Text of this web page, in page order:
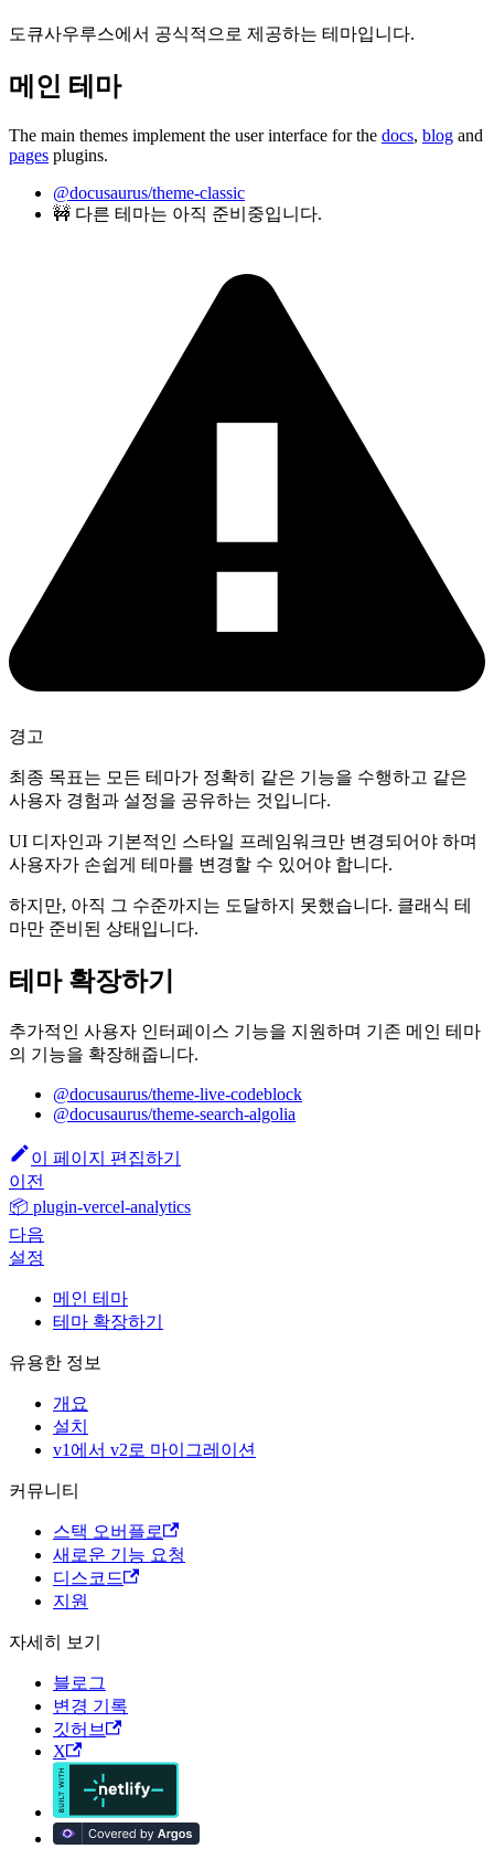
도큐사우루스에서 공식적으로 제공하는 테마입니다.
메인 테마
The main themes implement the user interface for the docs, blog and
pages plugins.
@docusaurus/theme-classic
🚧 다른 테마는 아직 준비중입니다.
경고
최종 목표는 모든 테마가 정확히 같은 기능을 수행하고 같은
사용자 경험과 설정을 공유하는 것입니다.
UI 디자인과 기본적인 스타일 프레임워크만 변경되어야 하며
사용자가 손쉽게 테마를 변경할 수 있어야 합니다.
하지만, 아직 그 수준까지는 도달하지 못했습니다. 클래식 테
마만 준비된 상태입니다.
테마 확장하기
추가적인 사용자 인터페이스 기능을 지원하며 기존 메인 테마
의 기능을 확장해줍니다.
@docusaurus/theme-live-codeblock
@docusaurus/theme-search-algolia
이 페이지 편집하기
이전
📦 plugin-vercel-analytics
다음
설정
메인 테마
테마 확장하기
유용한 정보
개요
설치
v1에서 v2로 마이그레이션
커뮤니티
스택 오버플로
새로운 기능 요청
디스코드
지원
자세히 보기
블로그
변경 기록
깃허브
X